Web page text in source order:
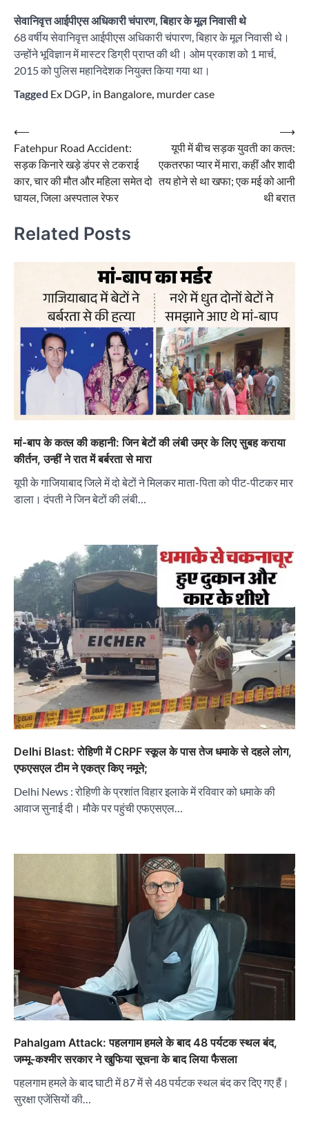
सेवानिवृत्त आईपीएस अधिकारी चंपारण, बिहार के मूल निवासी थे
68 वर्षीय सेवानिवृत्त आईपीएस अधिकारी चंपारण, बिहार के मूल निवासी थे।
उन्होंने भूविज्ञान में मास्टर डिग्री प्राप्त की थी। ओम प्रकाश को 1 मार्च,
2015 को पुलिस महानिदेशक नियुक्त किया गया था।
Tagged Ex DGP in Bangalore murder case
Post
navigation
⟵
Fatehpur Road Accident:
सड़क किनारे खड़े डंपर से टकराई
कार, चार की मौत और महिला समेत दो
घायल, जिला अस्पताल रेफर
यूपी में बीच सड़क युवती का कत्ल:
एकतरफा प्यार में मारा, कहीं और शादी
तय होने से था खफा; एक मई को आनी
थी बरात
⟶
Related Posts
मां-बाप के कत्ल की कहानी: जिन बेटों की लंबी उम्र के लिए सुबह कराया
कीर्तन, उन्हीं ने रात में बर्बरता से मारा
यूपी के गाजियाबाद जिले में दो बेटों ने मिलकर माता-पिता को पीट-पीटकर मार
डाला। दंपती ने जिन बेटों की लंबी…
Delhi Blast: रोहिणी में CRPF स्कूल के पास तेज धमाके से दहले लोग,
एफएसएल टीम ने एकत्र किए नमूने;
Delhi News : रोहिणी के प्रशांत विहार इलाके में रविवार को धमाके की
आवाज सुनाई दी। मौके पर पहुंची एफएसएल…
Pahalgam Attack: पहलगाम हमले के बाद 48 पर्यटक स्थल बंद,
जम्मू-कश्मीर सरकार ने खुफिया सूचना के बाद लिया फैसला
पहलगाम हमले के बाद घाटी में 87 में से 48 पर्यटक स्थल बंद कर दिए गए हैं।
सुरक्षा एजेंसियों की…